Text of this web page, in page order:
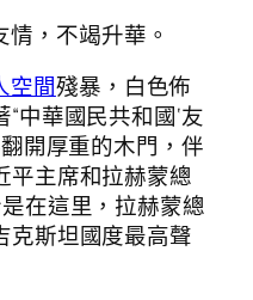
情，不竭升華。
空間殘暴，白色佈
中華國民共和國‘友
開厚重的木門，伴
平主席和拉赫蒙總
在這里，拉赫蒙總
克斯坦國度最高聲